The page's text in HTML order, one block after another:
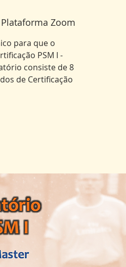
Zoom
para que o
PSM I -
consiste de 8
de Certificação